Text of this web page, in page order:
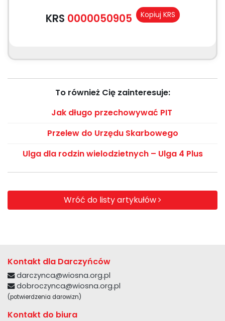
KRS 0000050905 Kopiuj KRS
To również Cię zainteresuje:
Jak długo przechowywać PIT
Przelew do Urzędu Skarbowego
Ulga dla rodzin wielodzietnych – Ulga 4 Plus
Wróć do listy artykułów
Kontakt dla Darczyńców
darczynca@wiosna.org.pl
dobroczynca@wiosna.org.pl
(potwierdzenia darowizn)
Kontakt do biura